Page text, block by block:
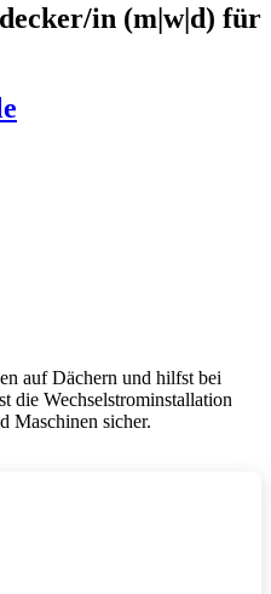
in (m|w|d) für
auf Dächern und hilfst bei
die Wechselstrominstallation
Maschinen sicher.